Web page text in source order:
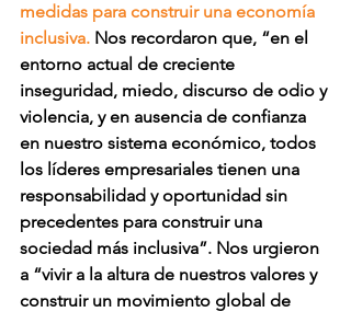
medidas para construir una economía
inclusiva. Nos recordaron que, “en el
entorno actual de creciente
inseguridad, miedo, discurso de odio y
violencia, y en ausencia de confianza
en nuestro sistema económico, todos
los líderes empresariales tienen una
responsabilidad y oportunidad sin
precedentes para construir una
sociedad más inclusiva”. Nos urgieron
a “vivir a la altura de nuestros valores y
construir un movimiento global de